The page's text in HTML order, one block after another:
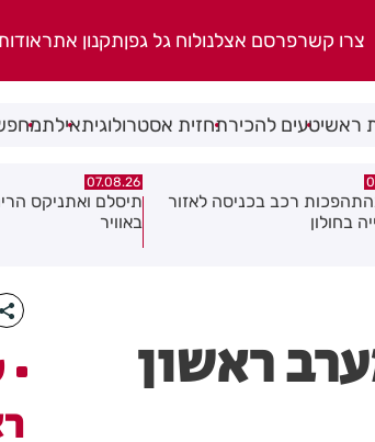
צרו קשרפרסם אצלנולוח גל גפןתקנון אתר
ראשיטעים להכירתחזית אסטרולוגיתאילת
הרימו את חולון
07.08.26
פצוע בתאונת אופנוע
ראשון